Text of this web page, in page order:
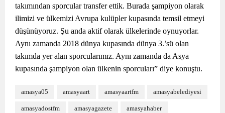
takımından sporcular transfer ettik. Burada şampiyon olarak
ilimizi ve ülkemizi Avrupa kulüpler kupasında temsil etmeyi
düşünüyoruz. Şu anda aktif olarak ülkelerinde oynuyorlar.
Aynı zamanda 2018 dünya kupasında dünya 3.’sü olan
takımda yer alan sporcularımız. Aynı zamanda da Asya
kupasında şampiyon olan ülkenin sporcuları” diye konuştu.
amasya05 amasyaart amasyaartfm amasyabelediyesi
amasyadostfm amasyagazete amasyahaber